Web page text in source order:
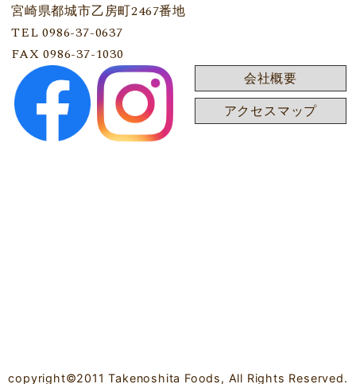
宮崎県都城市乙房町2467番地
TEL 0986-37-0637
FAX 0986-37-1030
会社概要
アクセスマップ
copyright©2011 Takenoshita Foods, All Rights Reserved.